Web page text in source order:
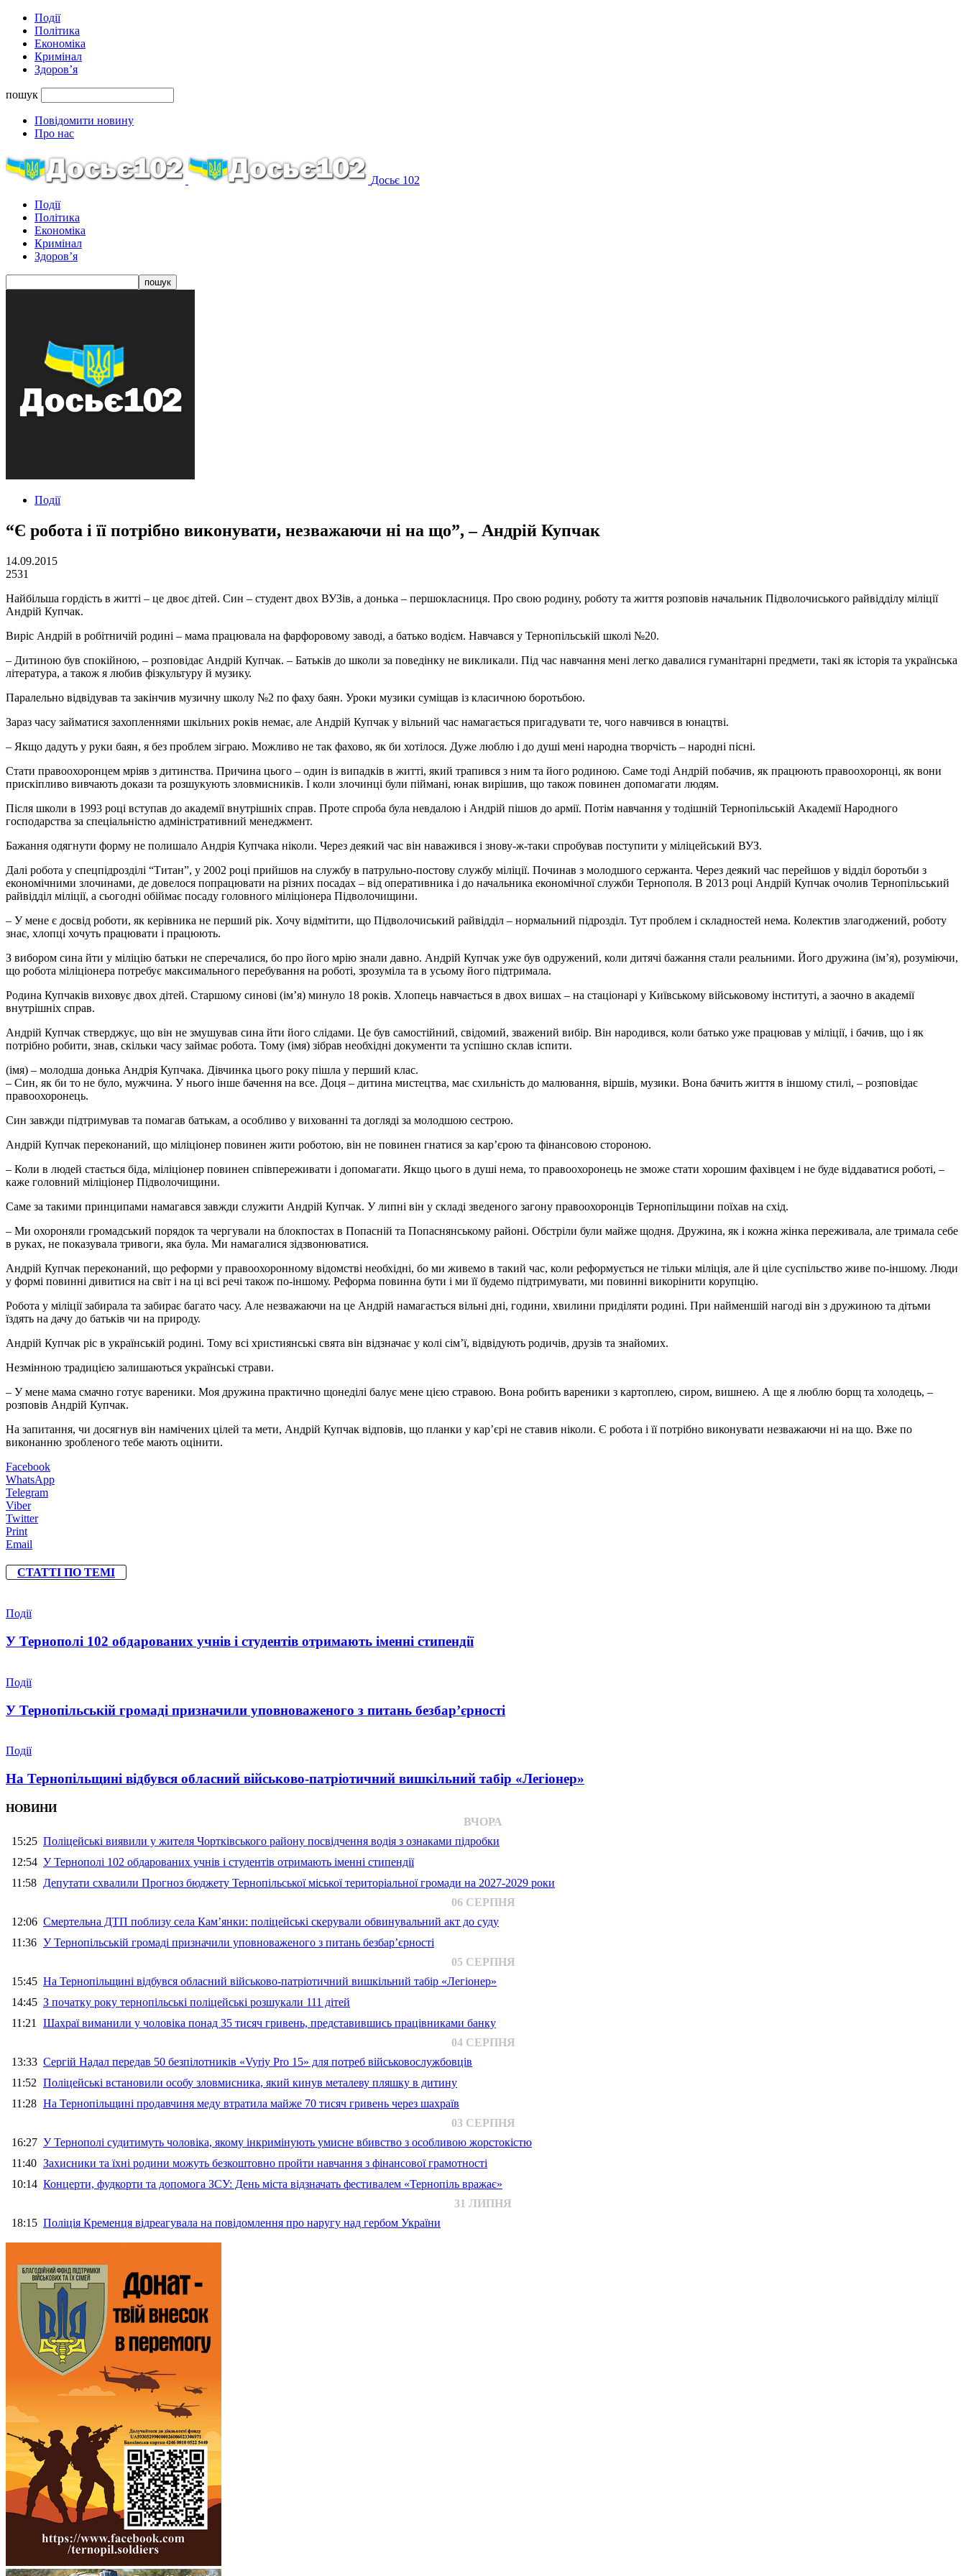
Події
Політика
Економіка
Кримінал
Здоров’я
пошук
Повідомити новину
Про нас
Досьє 102
Події
Політика
Економіка
Кримінал
Здоров’я
Події
“Є робота і її потрібно виконувати, незважаючи ні на що”, – Андрій Купчак
14.09.2015
2531
Найбільша гордість в житті – це двоє дітей. Син – студент двох ВУЗів, а донька – першокласниця. Про свою родину, роботу та життя розповів начальник Підволочиського райвідділу міліції
Андрій Купчак.
Виріс Андрій в робітничій родині – мама працювала на фарфоровому заводі, а батько водієм. Навчався у Тернопільській школі №20.
– Дитиною був спокійною, – розповідає Андрій Купчак. – Батьків до школи за поведінку не викликали. Під час навчання мені легко давалися гуманітарні предмети, такі як історія та українська
література, а також я любив фізкультуру й музику.
Паралельно відвідував та закінчив музичну школу №2 по фаху баян. Уроки музики суміщав із класичною боротьбою.
Зараз часу займатися захопленнями шкільних років немає, але Андрій Купчак у вільний час намагається пригадувати те, чого навчився в юнацтві.
– Якщо дадуть у руки баян, я без проблем зіграю. Можливо не так фахово, як би хотілося. Дуже люблю і до душі мені народна творчість – народні пісні.
Стати правоохоронцем мріяв з дитинства. Причина цього – один із випадків в житті, який трапився з ним та його родиною. Саме тоді Андрій побачив, як працюють правоохоронці, як вони
прискіпливо вивчають докази та розшукують зловмисників. І коли злочинці були піймані, юнак вирішив, що також повинен допомагати людям.
Після школи в 1993 році вступав до академії внутрішніх справ. Проте спроба була невдалою і Андрій пішов до армії. Потім навчання у тодішній Тернопільській Академії Народного
господарства за спеціальністю адміністративний менеджмент.
Бажання одягнути форму не полишало Андрія Купчака ніколи. Через деякий час він наважився і знову-ж-таки спробував поступити у міліцейський ВУЗ.
Далі робота у спецпідрозділі “Титан”, у 2002 році прийшов на службу в патрульно-постову службу міліції. Починав з молодшого сержанта. Через деякий час перейшов у відділ боротьби з
економічними злочинами, де довелося попрацювати на різних посадах – від оперативника і до начальника економічної служби Тернополя. В 2013 році Андрій Купчак очолив Тернопільський
райвідділ міліції, а сьогодні обіймає посаду головного міліціонера Підволочищини.
– У мене є досвід роботи, як керівника не перший рік. Хочу відмітити, що Підволочиський райвідділ – нормальний підрозділ. Тут проблем і складностей нема. Колектив злагоджений, роботу
знає, хлопці хочуть працювати і працюють.
З вибором сина йти у міліцію батьки не сперечалися, бо про його мрію знали давно. Андрій Купчак уже був одружений, коли дитячі бажання стали реальними. Його дружина (ім’я), розуміючи,
що робота міліціонера потребує максимального перебування на роботі, зрозуміла та в усьому його підтримала.
Родина Купчаків виховує двох дітей. Старшому синові (ім’я) минуло 18 років. Хлопець навчається в двох вишах – на стаціонарі у Київському військовому інституті, а заочно в академії
внутрішніх справ.
Андрій Купчак стверджує, що він не змушував сина йти його слідами. Це був самостійний, свідомий, зважений вибір. Він народився, коли батько уже працював у міліції, і бачив, що і як
потрібно робити, знав, скільки часу займає робота. Тому (імя) зібрав необхідні документи та успішно склав іспити.
(імя) – молодша донька Андрія Купчака. Дівчинка цього року пішла у перший клас.
– Син, як би то не було, мужчина. У нього інше бачення на все. Доця – дитина мистецтва, має схильність до малювання, віршів, музики. Вона бачить життя в іншому стилі, – розповідає
правоохоронець.
Син завжди підтримував та помагав батькам, а особливо у вихованні та догляді за молодшою сестрою.
Андрій Купчак переконаний, що міліціонер повинен жити роботою, він не повинен гнатися за кар’єрою та фінансовою стороною.
– Коли в людей стається біда, міліціонер повинен співпереживати і допомагати. Якщо цього в душі нема, то правоохоронець не зможе стати хорошим фахівцем і не буде віддаватися роботі, –
каже головний міліціонер Підволочищини.
Саме за такими принципами намагався завжди служити Андрій Купчак. У липні він у складі зведеного загону правоохоронців Тернопільщини поїхав на схід.
– Ми охороняли громадський порядок та чергували на блокпостах в Попасній та Попаснянському районі. Обстріли були майже щодня. Дружина, як і кожна жінка переживала, але тримала себе
в руках, не показувала тривоги, яка була. Ми намагалися зідзвонюватися.
Андрій Купчак переконаний, що реформи у правоохоронному відомстві необхідні, бо ми живемо в такий час, коли реформується не тільки міліція, але й ціле суспільство живе по-іншому. Люди
у формі повинні дивитися на світ і на ці всі речі також по-іншому. Реформа повинна бути і ми її будемо підтримувати, ми повинні викорінити корупцію.
Робота у міліції забирала та забирає багато часу. Але незважаючи на це Андрій намагається вільні дні, години, хвилини приділяти родині. При найменшій нагоді він з дружиною та дітьми
їздять на дачу до батьків чи на природу.
Андрій Купчак ріс в українській родині. Тому всі християнські свята він відзначає у колі сім’ї, відвідують родичів, друзів та знайомих.
Незмінною традицією залишаються українські страви.
– У мене мама смачно готує вареники. Моя дружина практично щонеділі балує мене цією стравою. Вона робить вареники з картоплею, сиром, вишнею. А ще я люблю борщ та холодець, –
розповів Андрій Купчак.
На запитання, чи досягнув він намічених цілей та мети, Андрій Купчак відповів, що планки у кар’єрі не ставив ніколи. Є робота і її потрібно виконувати незважаючи ні на що. Вже по
виконанню зробленого тебе мають оцінити.
Facebook
WhatsApp
Telegram
Viber
Twitter
Print
Email
СТАТТІ ПО ТЕМІ
Події
У Тернополі 102 обдарованих учнів і студентів отримають іменні стипендії
Події
У Тернопільській громаді призначили уповноваженого з питань безбар’єрності
Події
На Тернопільщині відбувся обласний військово-патріотичний вишкільний табір «Легіонер»
НОВИНИ
ВЧОРА
15:25 Поліцейські виявили у жителя Чортківського району посвідчення водія з ознаками підробки
12:54 У Тернополі 102 обдарованих учнів і студентів отримають іменні стипендії
11:58 Депутати схвалили Прогноз бюджету Тернопільської міської територіальної громади на 2027-2029 роки
06 СЕРПНЯ
12:06 Смертельна ДТП поблизу села Кам’янки: поліцейські скерували обвинувальний акт до суду
11:36 У Тернопільській громаді призначили уповноваженого з питань безбар’єрності
05 СЕРПНЯ
15:45 На Тернопільщині відбувся обласний військово-патріотичний вишкільний табір «Легіонер»
14:45 З початку року тернопільські поліцейські розшукали 111 дітей
11:21 Шахраї виманили у чоловіка понад 35 тисяч гривень, представившись працівниками банку
04 СЕРПНЯ
13:33 Сергій Надал передав 50 безпілотників «Vyriy Pro 15» для потреб військовослужбовців
11:52 Поліцейські встановили особу зловмисника, який кинув металеву пляшку в дитину
11:28 На Тернопільщині продавчиня меду втратила майже 70 тисяч гривень через шахраїв
03 СЕРПНЯ
16:27 У Тернополі судитимуть чоловіка, якому інкримінують умисне вбивство з особливою жорстокістю
11:40 Захисники та їхні родини можуть безкоштовно пройти навчання з фінансової грамотності
10:14 Концерти, фудкорти та допомога ЗСУ: День міста відзначать фестивалем «Тернопіль вражає»
31 ЛИПНЯ
18:15 Поліція Кременця відреагувала на повідомлення про наругу над гербом України